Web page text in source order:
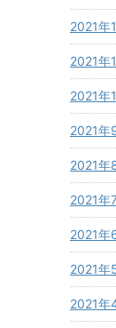
2021年
2021年
2021年
2021年
2021年
2021年
2021年
2021年
2021年